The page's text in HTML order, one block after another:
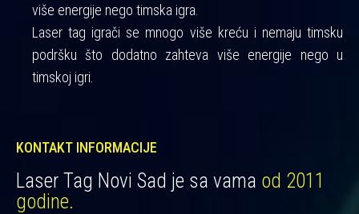
više energije nego timska igra.
Laser tag igrači se mnogo više kreću i nemaju timsku
podršku što dodatno zahteva više energije nego u
timskoj igri.
KONTAKT INFORMACIJE
Laser Tag Novi Sad je sa vama od 2011
godine.